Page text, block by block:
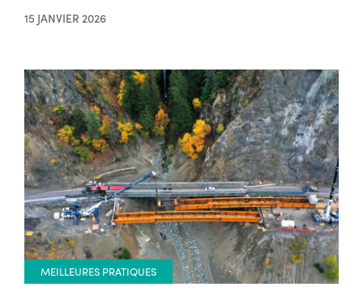
15 JANVIER 2026
MEILLEURES PRATIQUES